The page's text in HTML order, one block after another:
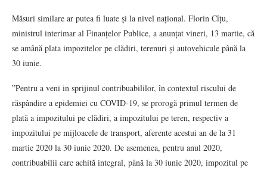
Măsuri similare ar putea fi luate și la nivel național. Florin Cîțu,
ministrul interimar al Finanțelor Publice, a anunțat vineri, 13 martie, că
se amână plata impozitelor pe clădiri, terenuri și autovehicule până la
30 iunie.
”Pentru a veni in sprijinul contribuabililor, în contextul riscului de
răspândire a epidemiei cu COVID-19, se prorogă primul termen de
plată a impozitului pe clădiri, a impozitului pe teren, respectiv a
impozitului pe mijloacele de transport, aferente acestui an de la 31
martie 2020 la 30 iunie 2020. De asemenea, pentru anul 2020,
contribuabilii care achită integral, până la 30 iunie 2020, impozitul pe